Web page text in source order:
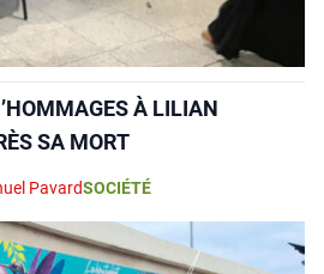
À LILIAN
SA MORT
PavardSOCIÉTÉ